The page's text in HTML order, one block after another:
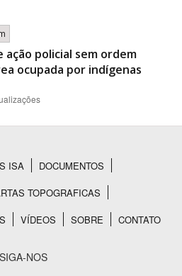
ação policial sem ordem
ocupada por indígenas
ISA
DOCUMENTOS
TOPOGRAFICAS
VÍDEOS SOBRE CONTATO
SIGA-NOS